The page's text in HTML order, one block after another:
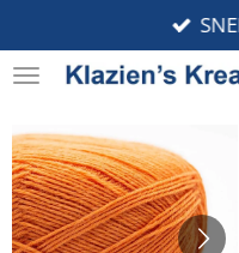
direct
naar
hoofdinhoud